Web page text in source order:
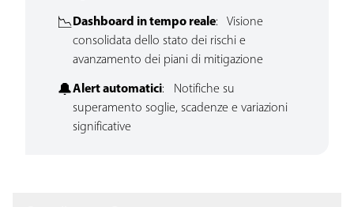
📉Dashboard in tempo reale: Visione
consolidata dello stato dei rischi e
avanzamento dei piani di mitigazione
🔔Alert automatici: Notifiche su
superamento soglie, scadenze e variazioni
significative